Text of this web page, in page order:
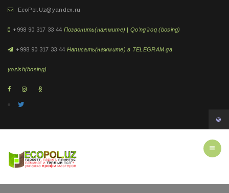
EcoPol.Uz@yandex.ru
+998 90 317 33 44 Позвонить(нажмите) | Qo'ng'iroq (bosing)
+998 90 317 33 44 Написать(нажмите) в TELEGRAM ga
yozish(bosing)